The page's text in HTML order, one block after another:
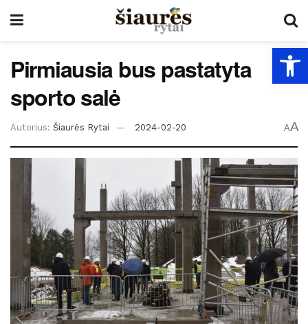
Pirmiausia bus pastatyta
sporto salė
Autorius: Šiaurės Rytai 2024-02-20 AA